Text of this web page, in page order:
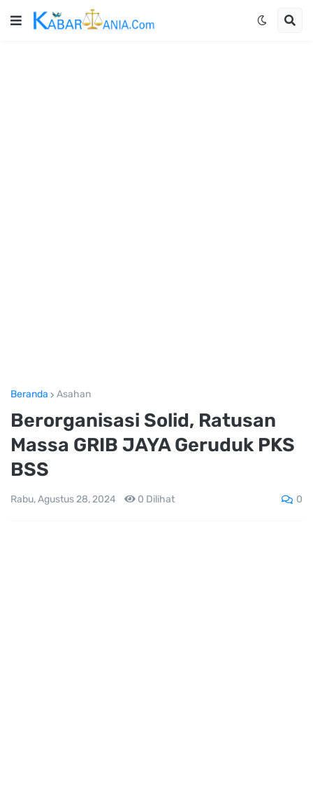
Beranda Asahan
Berorganisasi Solid, Ratusan
Massa GRIB JAYA Geruduk PKS
BSS
Rabu, Agustus 28, 2024 0 Dilihat 0